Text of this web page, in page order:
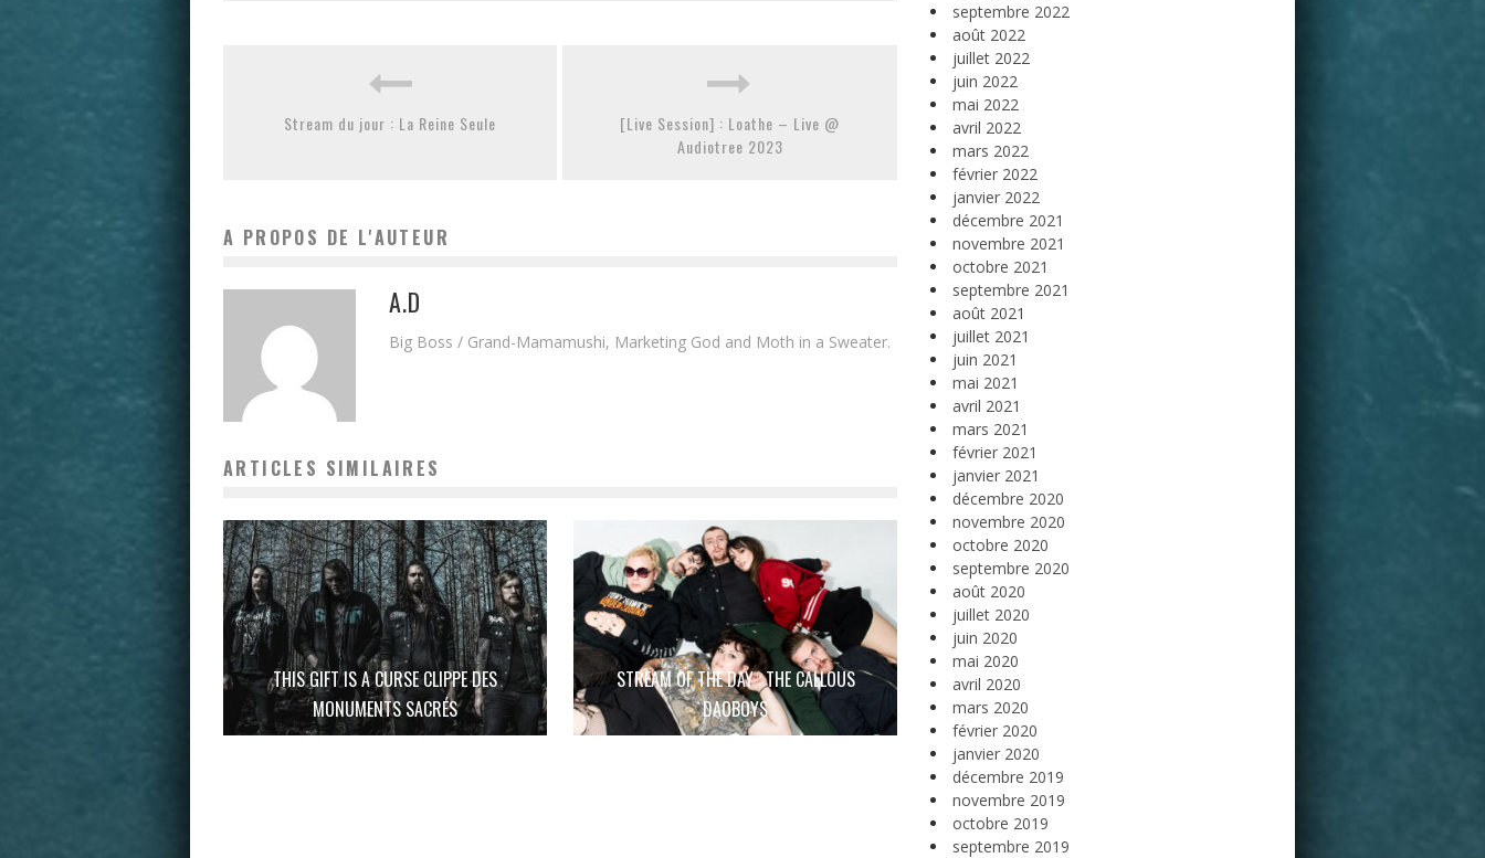
Stream du jour : La Reine Seule
[Live Session] : Loathe – Live @
Audiotree 2023
A PROPOS DE L'AUTEUR
A.D
Big Boss / Grand-Mamamushi, Marketing God and Moth in a Sweater.
ARTICLES SIMILAIRES
THIS GIFT IS A CURSE CLIPPE DES
MONUMENTS SACRÉS
STREAM OF THE DAY : THE CALLOUS
DAOBOYS
septembre 2022
août 2022
juillet 2022
juin 2022
mai 2022
avril 2022
mars 2022
février 2022
janvier 2022
décembre 2021
novembre 2021
octobre 2021
septembre 2021
août 2021
juillet 2021
juin 2021
mai 2021
avril 2021
mars 2021
février 2021
janvier 2021
décembre 2020
novembre 2020
octobre 2020
septembre 2020
août 2020
juillet 2020
juin 2020
mai 2020
avril 2020
mars 2020
février 2020
janvier 2020
décembre 2019
novembre 2019
octobre 2019
septembre 2019